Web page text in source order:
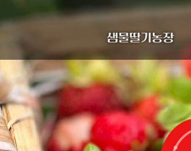
샘물딸기농장